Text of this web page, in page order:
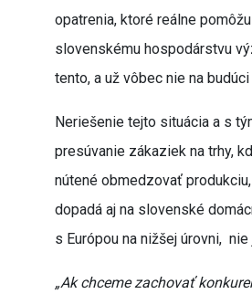
opatrenia, ktoré reálne
slovenskému hospodárstvu
tento, a už vôbec nie na budúci
Neriešenie tejto situácia a s
presúvanie zákaziek na trhy,
nútené obmedzovať
dopadá aj na slovenské
s Európou na nižšej úrovni,
„Ak chceme zachovať